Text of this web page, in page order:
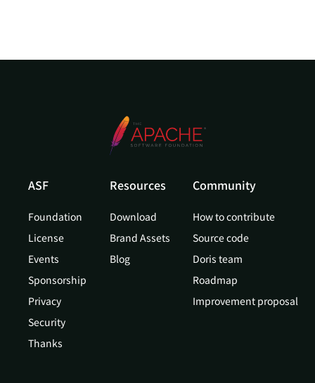
ASF
Foundation
License
Events
Sponsorship
Privacy
Security
Thanks
Resources
Download
Brand Assets
Blog
Community
How to contribute
Source code
Doris team
Roadmap
Improvement proposal